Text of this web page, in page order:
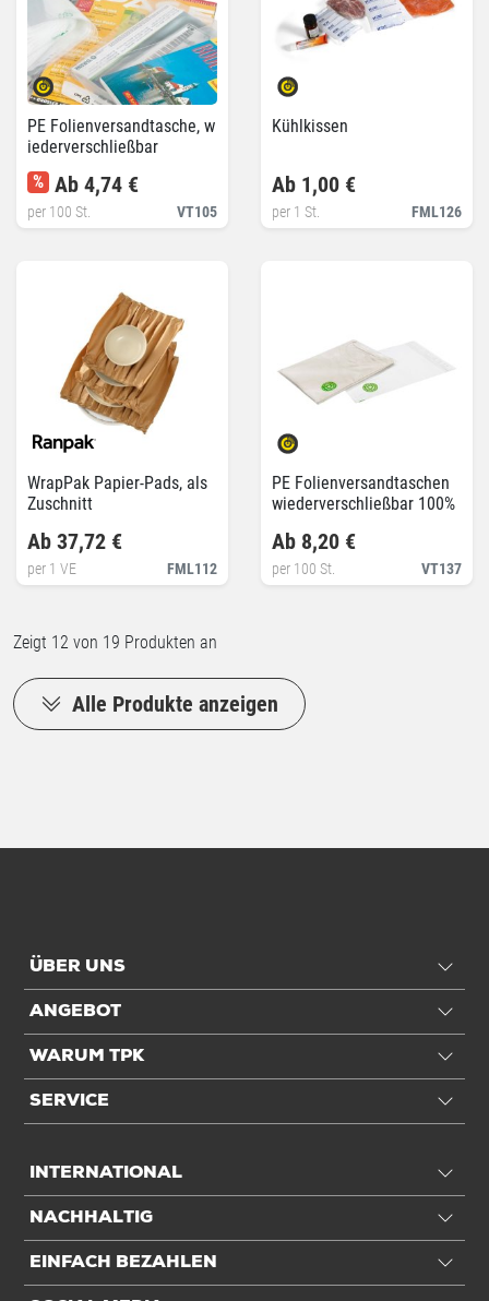
PE Folienversandtasche, w
iederverschließbar
VT105
% Ab 4,74 €
per 100 St.
Kühlkissen
FML126
Ab 1,00 €
per 1 St.
WrapPak Papier-Pads, als
Zuschnitt
FML112
Ab 37,72 €
per 1 VE
PE Folienversandtaschen
wiederverschließbar 100%
VT137
Ab 8,20 €
per 100 St.
Zeigt 12 von 19 Produkten an
Alle Produkte anzeigen
ÜBER UNS
ANGEBOT
WARUM TPK
SERVICE
INTERNATIONAL
NACHHALTIG
EINFACH BEZAHLEN